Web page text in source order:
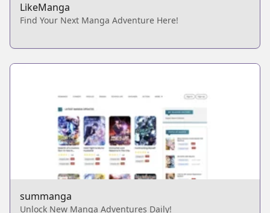
LikeManga
Find Your Next Manga Adventure Here!
summanga
Unlock New Manga Adventures Daily!